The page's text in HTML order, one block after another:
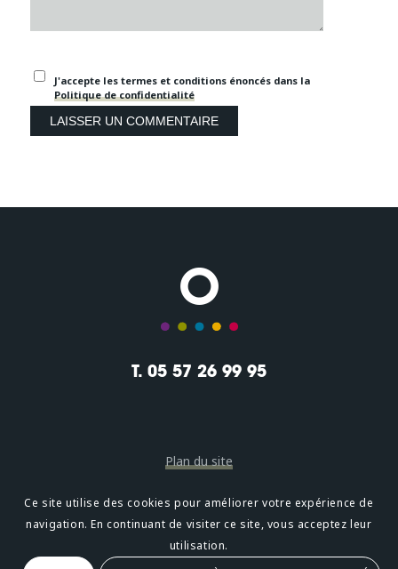
J'accepte les termes et conditions énoncés dans la
Politique de confidentialité
T. 05 57 26 99 95
Plan du site
Mentions légales
Confidentialité
Ce site utilise des cookies pour améliorer votre expérience de
navigation. En continuant de visiter ce site, vous acceptez leur
utilisation.